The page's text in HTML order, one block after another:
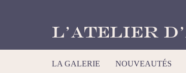
L’Atelier
LA GALERIE NOUVEAUTÉS